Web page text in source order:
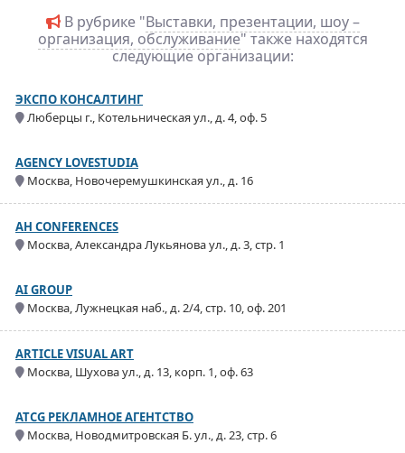
В рубрике "Выставки, презентации, шоу –
организация, обслуживание" также находятся
следующие организации:
ЭКСПО КОНСАЛТИНГ
Люберцы г., Котельническая ул., д. 4, оф. 5
AGENCY LOVESTUDIA
Москва, Новочеремушкинская ул., д. 16
AH CONFERENCES
Москва, Александра Лукьянова ул., д. 3, стр. 1
AI GROUP
Москва, Лужнецкая наб., д. 2/4, стр. 10, оф. 201
ARTICLE VISUAL ART
Москва, Шухова ул., д. 13, корп. 1, оф. 63
ATCG РЕКЛАМНОЕ АГЕНТСТВО
Москва, Новодмитровская Б. ул., д. 23, стр. 6